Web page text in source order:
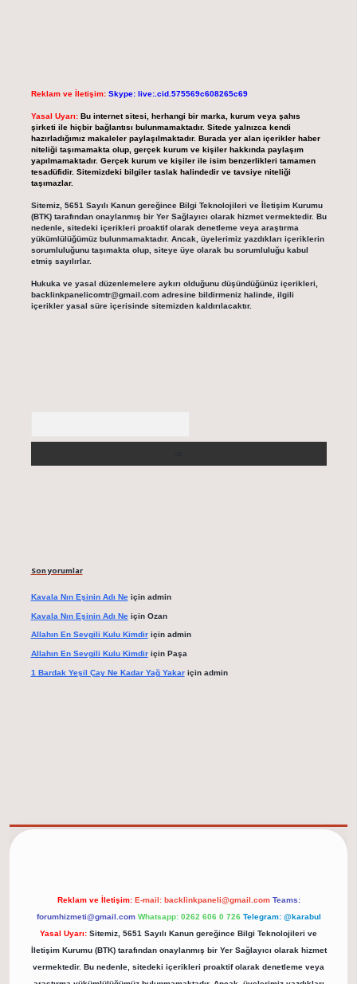
Reklam ve İletişim: Skype: live:.cid.575569c608265c69
Yasal Uyarı: Bu internet sitesi, herhangi bir marka, kurum veya şahıs
şirketi ile hiçbir bağlantısı bulunmamaktadır. Sitede yalnızca kendi
hazırladığımız makaleler paylaşılmaktadır. Burada yer alan içerikler haber
niteliği taşımamakta olup, gerçek kurum ve kişiler hakkında paylaşım
yapılmamaktadır. Gerçek kurum ve kişiler ile isim benzerlikleri tamamen
tesadüfidir. Sitemizdeki bilgiler taslak halindedir ve tavsiye niteliği
taşımazlar.
Sitemiz, 5651 Sayılı Kanun gereğince Bilgi Teknolojileri ve İletişim Kurumu
(BTK) tarafından onaylanmış bir Yer Sağlayıcı olarak hizmet vermektedir. Bu
nedenle, sitedeki içerikleri proaktif olarak denetleme veya araştırma
yükümlülüğümüz bulunmamaktadır. Ancak, üyelerimiz yazdıkları içeriklerin
sorumluluğunu taşımakta olup, siteye üye olarak bu sorumluluğu kabul
etmiş sayılırlar.
Hukuka ve yasal düzenlemelere aykırı olduğunu düşündüğünüz içerikleri,
backlinkpanelicomtr@gmail.comadresine bildirmeniz halinde, ilgili
içerikler yasal süre içerisinde sitemizden kaldırılacaktır.
Son yorumlar
Kavala Nın Eşinin Adı Neiçin admin
Kavala Nın Eşinin Adı Neiçin Ozan
Allahın En Sevgili Kulu Kimdiriçin admin
Allahın En Sevgili Kulu Kimdiriçin Paşa
1 Bardak Yeşil Çay Ne Kadar Yağ Yakariçin admin
Reklam ve İletişim: E-mail: backlinkpaneli@gmail.com Teams:
forumhizmeti@gmail.com Whatsapp: 0262 606 0 726 Telegram: @karabul
Yasal Uyarı: Sitemiz, 5651 Sayılı Kanun gereğince Bilgi Teknolojileri ve
İletişim Kurumu (BTK) tarafından onaylanmış bir Yer Sağlayıcı olarak hizmet
vermektedir. Bu nedenle, sitedeki içerikleri proaktif olarak denetleme veya